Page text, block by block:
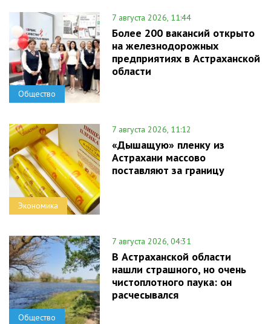
Общество
7 августа 2026, 11:44
Более 200 вакансий открыто
на железнодорожных
предприятиях в Астраханской
области
Экономика
7 августа 2026, 11:12
«Дышащую» пленку из
Астрахани массово
поставляют за границу
Общество
7 августа 2026, 04:31
В Астраханской области
нашли страшного, но очень
чистоплотного паука: он
расчесывался